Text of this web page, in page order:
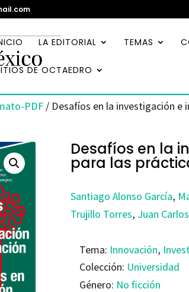
LA EDITORIAL TEMAS
DE OCTAEDRO
PDF / Desafíos en la investigación e
Desafíos en la
para las
Santiago Alonso García,
Trujillo Torres, Juan
Tema: Innovación,
Colección: Universidad
Género: No ficción